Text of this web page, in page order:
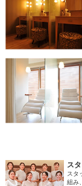
ス
スタ
組み